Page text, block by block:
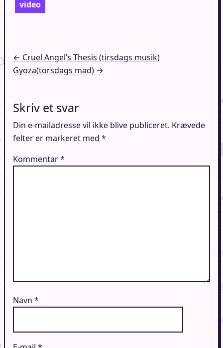
video
Indlægsnavigation
← Cruel Angel’s Thesis (tirsdags musik)
Gyoza(torsdags mad) →
Skriv et svar
Din e-mailadresse vil ikke blive publiceret. Krævede
felter er markeret med *
Kommentar*
Navn *